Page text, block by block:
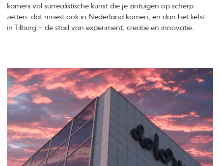
kamers vol surrealistische kunst die je zintuigen op scherp
zetten: dat moest ook in Nederland komen, en dan het liefst
in Tilburg – de stad van experiment, creatie en innovatie.